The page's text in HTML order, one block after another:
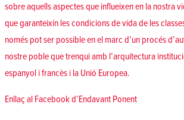
sobre aquells aspectes que influeixen en la nostra
que garanteixin les condicions de vida de les
només pot ser possible en el marc d’un procés
nostre poble que trenqui amb l’arquitectura
espanyol i francès i la Unió Europea.
Enllaç al Facebook d’Endavant Ponent